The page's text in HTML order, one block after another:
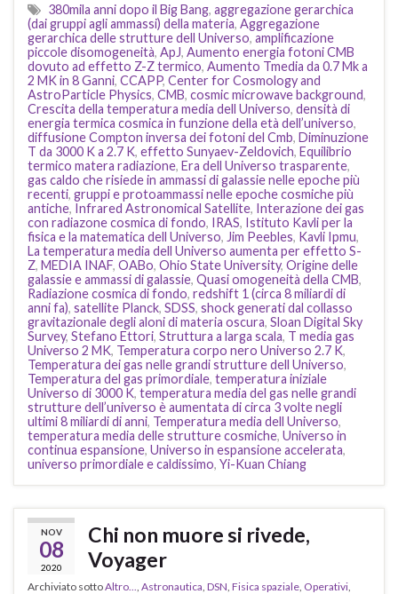
380mila anni dopo il Big Bang, aggregazione gerarchica
(dai gruppi agli ammassi) della materia, Aggregazione
gerarchica delle strutture dell Universo, amplificazione
piccole disomogeneità, ApJ, Aumento energia fotoni CMB
dovuto ad effetto Z-Z termico, Aumento Tmedia da 0.7 Mk a
2 MK in 8 Ganni, CCAPP, Center for Cosmology and
AstroParticle Physics, CMB, cosmic microwave background,
Crescita della temperatura media dell Universo, densità di
energia termica cosmica in funzione della età dell’universo,
diffusione Compton inversa dei fotoni del Cmb, Diminuzione
T da 3000 K a 2.7 K, effetto Sunyaev-Zeldovich, Equilibrio
termico matera radiazione, Era dell Universo trasparente,
gas caldo che risiede in ammassi di galassie nelle epoche più
recenti, gruppi e protoammassi nelle epoche cosmiche più
antiche, Infrared Astronomical Satellite, Interazione dei gas
con radiazone cosmica di fondo, IRAS, Istituto Kavli per la
fisica e la matematica dell Universo, Jim Peebles, Kavli Ipmu,
La temperatura media dell Universo aumenta per effetto S-
Z, MEDIA INAF, OABo, Ohio State University, Origine delle
galassie e ammassi di galassie, Quasi omogeneità della CMB,
Radiazione cosmica di fondo, redshift 1 (circa 8 miliardi di
anni fa), satellite Planck, SDSS, shock generati dal collasso
gravitazionale degli aloni di materia oscura, Sloan Digital Sky
Survey, Stefano Ettori, Struttura a larga scala, T media gas
Universo 2 MK, Temperatura corpo nero Universo 2.7 K,
Temperatura dei gas nelle grandi strutture dell Universo,
Temperatura del gas primordiale, temperatura iniziale
Universo di 3000 K, temperatura media del gas nelle grandi
strutture dell’universo è aumentata di circa 3 volte negli
ultimi 8 miliardi di anni, Temperatura media dell Universo,
temperatura media delle strutture cosmiche, Universo in
continua espansione, Universo in espansione accelerata,
universo primordiale e caldissimo, Yi-Kuan Chiang
NOV
08
2020
Chi non muore si rivede,
Voyager
Archiviato sottoAltro... Astronautica DSN Fisica spaziale Operativi